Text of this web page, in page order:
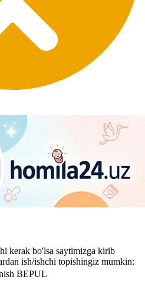
kerak bo'lsa saytimizga kirib
ish/ishchi topishingiz mumkin:
BEPUL